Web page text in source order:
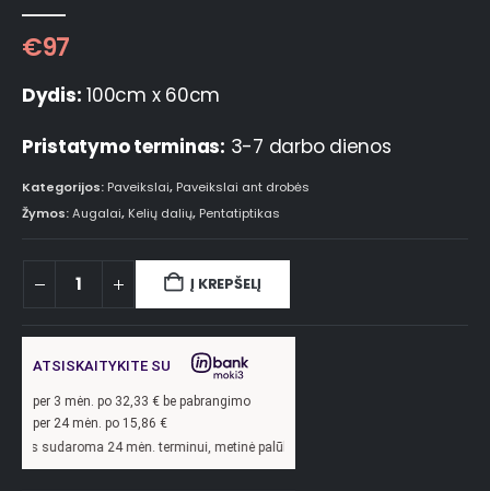
€97
Dydis: 100cm x 60cm
Pristatymo terminas: 3-7 darbo dienos
Kategorijos: Paveikslai, Paveikslai ant drobės
Žymos:Augalai, Kelių dalių, Pentatiptikas
Į KREPŠELĮ
ATSISKAITYKITE SU
per 3 mėn. po 32,33 € be pabrangimo
per 24 mėn. po 15,86 €
24 mėn. terminui, metinė palūkanų norma – 13,9